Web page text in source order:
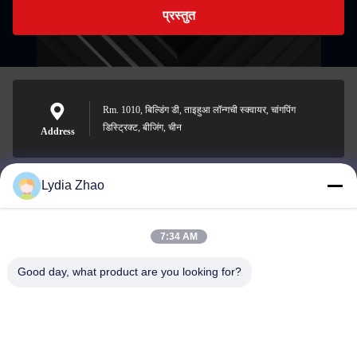
प्रस्तुत
Address
Rm. 1010, बिल्डिंग डी, ताइहुआ लॉन्गची स्क्वायर, चांगपिंग
डिस्ट्रिक्ट, बीजिंग, चीन
jesingd@vip.sina.com
Lydia Zhao
7:34 AM
Good day, what product are you looking for?